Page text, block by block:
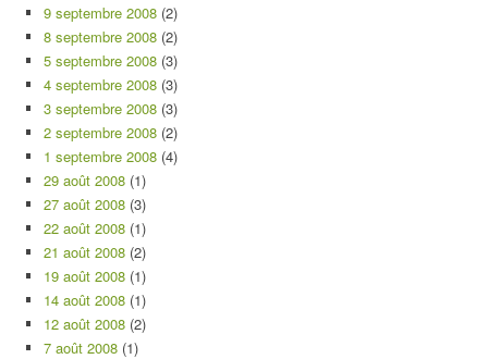
9 septembre 2008 (2)
8 septembre 2008 (2)
5 septembre 2008 (3)
4 septembre 2008 (3)
3 septembre 2008 (3)
2 septembre 2008 (2)
1 septembre 2008 (4)
29 août 2008 (1)
27 août 2008 (3)
22 août 2008 (1)
21 août 2008 (2)
19 août 2008 (1)
14 août 2008 (1)
12 août 2008 (2)
7 août 2008 (1)